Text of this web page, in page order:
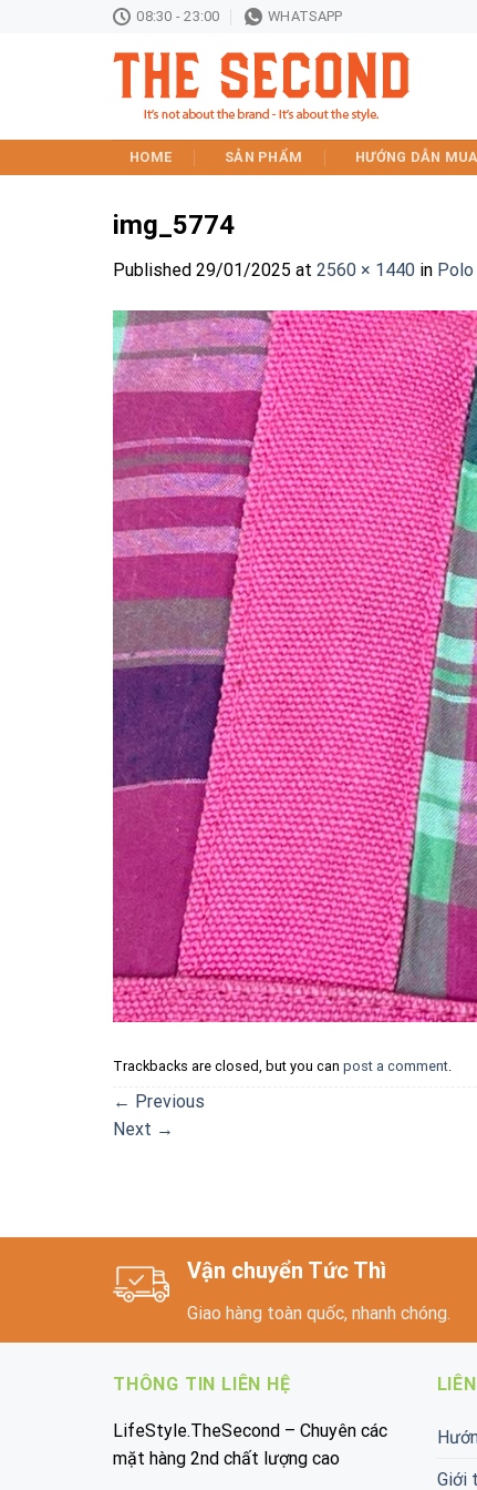
08:30 - 23:00 WHATSAPP
HOME SẢN PHẨM HƯỚNG DẪN
img_5774
Published 29/01/2025 at 2560 × 1440 in
Trackbacks are closed, but you can post a comment.
← Previous
Next →
Vận chuyển Tức Thì
Giao hàng toàn quốc, nhanh chóng.
THÔNG TIN LIÊN HỆ
LifeStyle.TheSecond – Chuyên các
mặt hàng 2nd chất lượng cao
Giới